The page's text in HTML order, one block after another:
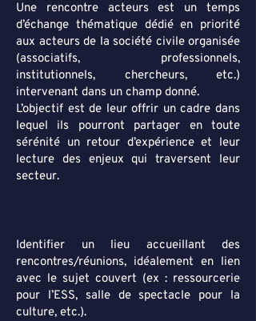
Une rencontre acteurs est un temps
d’échange thématique dédié en priorité
aux acteurs de la société civile organisée
(associatifs, professionnels,
institutionnels, chercheurs, etc.)
intervenant dans un champ donné.
L’objectif est de leur offrir un cadre dans
lequel ils pourront partager en toute
sérénité un retour d’expérience et leur
lecture des enjeux qui traversent leur
secteur.
Identifier un lieu accueillant des
rencontres/réunions, idéalement en lien
avec le sujet couvert (ex : ressourcerie
pour l’ESS, salle de spectacle pour la
culture, etc.).